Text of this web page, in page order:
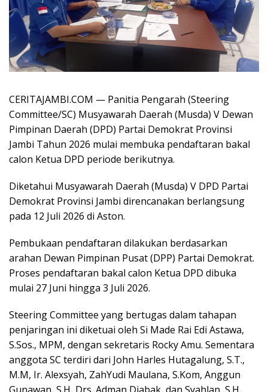
CERITAJAMBI.COM — Panitia Pengarah (Steering
Committee/SC) Musyawarah Daerah (Musda) V Dewan
Pimpinan Daerah (DPD) Partai Demokrat Provinsi
Jambi Tahun 2026 mulai membuka pendaftaran bakal
calon Ketua DPD periode berikutnya.
Diketahui Musyawarah Daerah (Musda) V DPD Partai
Demokrat Provinsi Jambi direncanakan berlangsung
pada 12 Juli 2026 di Aston.
Pembukaan pendaftaran dilakukan berdasarkan
arahan Dewan Pimpinan Pusat (DPP) Partai Demokrat.
Proses pendaftaran bakal calon Ketua DPD dibuka
mulai 27 Juni hingga 3 Juli 2026.
Steering Committee yang bertugas dalam tahapan
penjaringan ini diketuai oleh Si Made Rai Edi Astawa,
S.Sos., MPM, dengan sekretaris Rocky Amu. Sementara
anggota SC terdiri dari John Harles Hutagalung, S.T.,
M.M, Ir. Alexsyah, ZahYudi Maulana, S.Kom, Anggun
Gunawan, S.H, Drs. Adman Djabak, dan Syahlan, S.H.